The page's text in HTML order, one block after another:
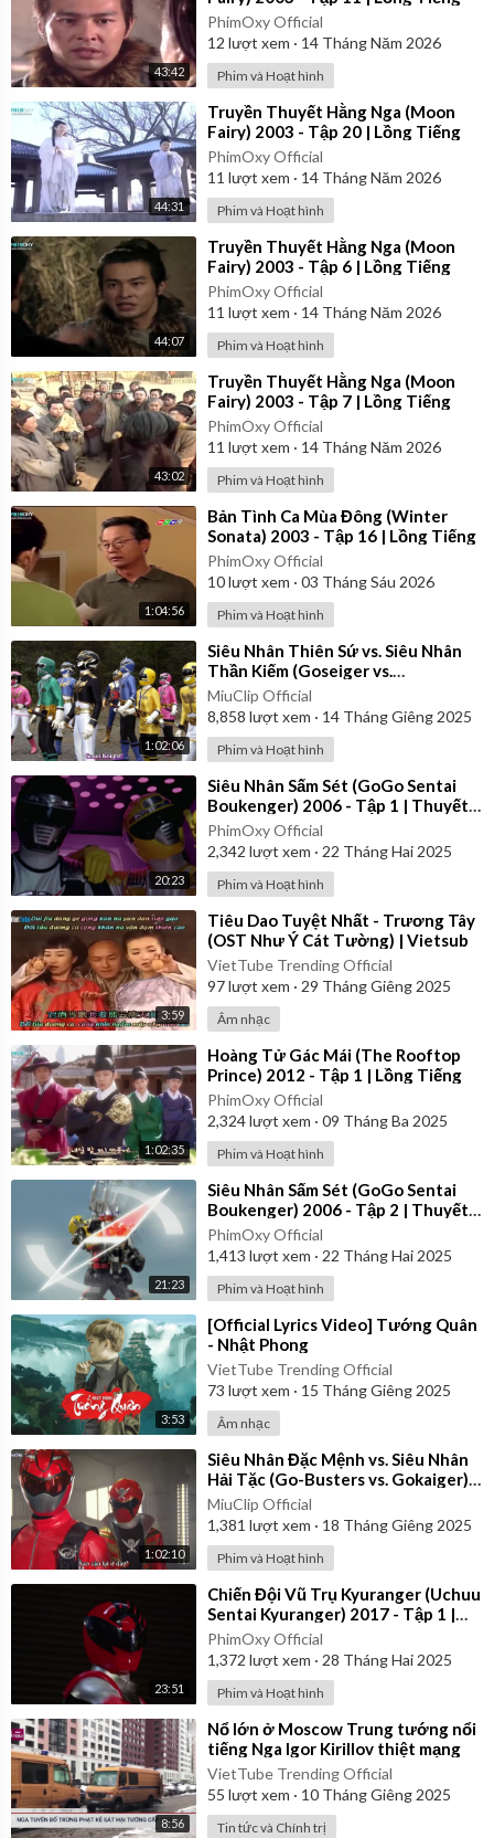
43:42
PhimOxy Official
12 lượt xem · 14 Tháng Năm 2026
Phim và Hoạt hình
44:31
⁣Truyền Thuyết Hằng Nga (Moon
Fairy) 2003 - Tập 20 | Lồng Tiếng
PhimOxy Official
11 lượt xem · 14 Tháng Năm 2026
Phim và Hoạt hình
44:07
⁣Truyền Thuyết Hằng Nga (Moon
Fairy) 2003 - Tập 6 | Lồng Tiếng
PhimOxy Official
11 lượt xem · 14 Tháng Năm 2026
Phim và Hoạt hình
43:02
⁣Truyền Thuyết Hằng Nga (Moon
Fairy) 2003 - Tập 7 | Lồng Tiếng
PhimOxy Official
11 lượt xem · 14 Tháng Năm 2026
Phim và Hoạt hình
1:04:56
⁣Bản Tình Ca Mùa Đông (Winter
Sonata) 2003 - Tập 16 | Lồng Tiếng
PhimOxy Official
10lượt xem · 03 Tháng Sáu 2026
Phim và Hoạt hình
1:02:06
⁣Siêu Nhân Thiên Sứ vs. Siêu Nhân
Thần Kiếm (Goseiger vs.
Shinkenger) | Vietsub
MiuClip Official
8,858 lượt xem · 14 Tháng Giêng 2025
Phim và Hoạt hình
20:23
⁣Siêu Nhân Sấm Sét (GoGo Sentai
Boukenger) 2006 - Tập 1 | Thuyết
Minh
PhimOxy Official
2,342 lượt xem · 22 Tháng Hai 2025
Phim và Hoạt hình
3:59
⁣Tiêu Dao Tuyệt Nhất - Trương Tây
(OST Như Ý Cát Tường) | Vietsub
VietTube Trending Official
97lượt xem · 29 Tháng Giêng 2025
Âm nhạc
1:02:35
⁣Hoàng Tử Gác Mái (The Rooftop
Prince) 2012 - Tập 1 | Lồng Tiếng
PhimOxy Official
2,324lượt xem · 09 Tháng Ba 2025
Phim và Hoạt hình
21:23
⁣Siêu Nhân Sấm Sét (GoGo Sentai
Boukenger) 2006 - Tập 2 | Thuyết
Minh
PhimOxy Official
1,413 lượt xem · 22 Tháng Hai 2025
Phim và Hoạt hình
3:53
⁣[Official Lyrics Video] Tướng Quân
- Nhật Phong
VietTube Trending Official
73 lượt xem · 15 Tháng Giêng 2025
Âm nhạc
1:02:10
⁣Siêu Nhân Đặc Mệnh vs. Siêu Nhân
Hải Tặc (Go-Busters vs. Gokaiger) |
Vietsub
MiuClip Official
1,381 lượt xem · 18 Tháng Giêng 2025
Phim và Hoạt hình
23:51
⁣Chiến Đội Vũ Trụ Kyuranger (Uchuu
Sentai Kyuranger) 2017 - Tập 1 |
Thuyết Minh
PhimOxy Official
1,372 lượt xem · 28 Tháng Hai 2025
Phim và Hoạt hình
8:56
⁣Nổ lớn ở Moscow Trung tướng nổi
tiếng Nga Igor Kirillov thiệt mạng
VietTube Trending Official
55 lượt xem · 10 Tháng Giêng 2025
Tin tức và Chính trị